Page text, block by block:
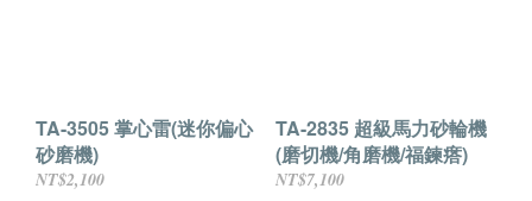
TA-3505 掌心雷(迷你偏心
砂磨機)
NT$2,100
TA-2835 超級馬力砂輪機
(磨切機/角磨機/福鍊瘩)
NT$7,100